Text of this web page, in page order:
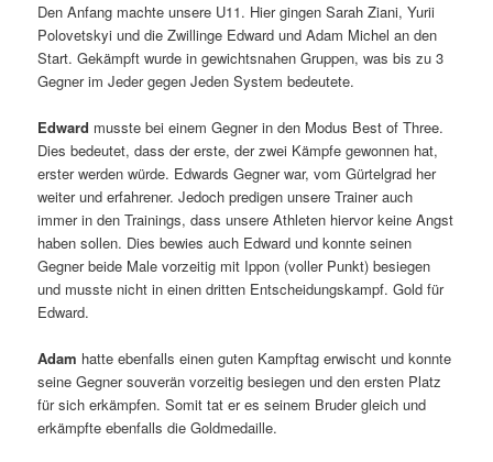
Den Anfang machte unsere U11. Hier gingen Sarah Ziani, Yurii
Polovetskyi und die Zwillinge Edward und Adam Michel an den
Start. Gekämpft wurde in gewichtsnahen Gruppen, was bis zu 3
Gegner im Jeder gegen Jeden System bedeutete.
Edward musste bei einem Gegner in den Modus Best of Three.
Dies bedeutet, dass der erste, der zwei Kämpfe gewonnen hat,
erster werden würde. Edwards Gegner war, vom Gürtelgrad her
weiter und erfahrener. Jedoch predigen unsere Trainer auch
immer in den Trainings, dass unsere Athleten hiervor keine Angst
haben sollen. Dies bewies auch Edward und konnte seinen
Gegner beide Male vorzeitig mit Ippon (voller Punkt) besiegen
und musste nicht in einen dritten Entscheidungskampf. Gold für
Edward.
Adam hatte ebenfalls einen guten Kampftag erwischt und konnte
seine Gegner souverän vorzeitig besiegen und den ersten Platz
für sich erkämpfen. Somit tat er es seinem Bruder gleich und
erkämpfte ebenfalls die Goldmedaille.